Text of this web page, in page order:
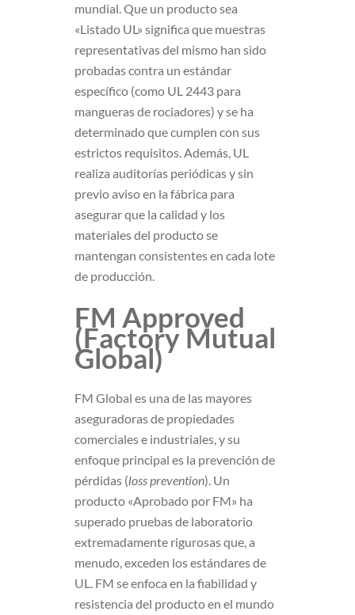
mundial. Que un producto sea
«Listado UL» significa que muestras
representativas del mismo han sido
probadas contra un estándar
específico (como UL 2443 para
mangueras de rociadores) y se ha
determinado que cumplen con sus
estrictos requisitos. Además, UL
realiza auditorías periódicas y sin
previo aviso en la fábrica para
asegurar que la calidad y los
materiales del producto se
mantengan consistentes en cada lote
de producción.
FM Approved
(Factory Mutual
Global)
FM Global es una de las mayores
aseguradoras de propiedades
comerciales e industriales, y su
enfoque principal es la prevención de
pérdidas (loss prevention). Un
producto «Aprobado por FM» ha
superado pruebas de laboratorio
extremadamente rigurosas que, a
menudo, exceden los estándares de
UL. FM se enfoca en la fiabilidad y
resistencia del producto en el mundo